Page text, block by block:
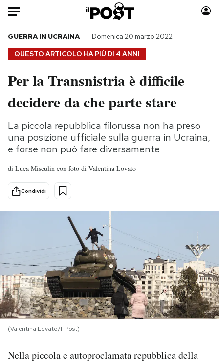
Auto
HOME
Italia
Politica
Tecnologia
Internet
Scienza
Cultura
Economia
Sport
Moda
Consumismi
Storie/Idee
Ok Boomer!
Media
Europa
NEWSLETTER
I MIEI PREFERITI
QUESTO ARTICOLO HA PIÙ DI 4 ANNI
GUERRA IN UCRAINA Domenica 20 marzo 2022
Per la Transnistria è difficile
decidere da che parte stare
La piccola repubblica filorussa non ha preso
una posizione ufficiale sulla guerra in Ucraina,
e forse non può fare diversamente
di Luca Misculin con foto di Valentina Lovato
Condividi
(Valentina Lovato/Il Post)
Nella piccola e autoproclamata repubblica della